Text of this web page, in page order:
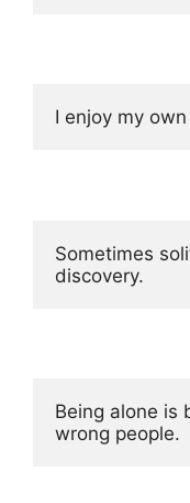
I enjoy my
Sometimes
discovery.
Being alone is
wrong people.